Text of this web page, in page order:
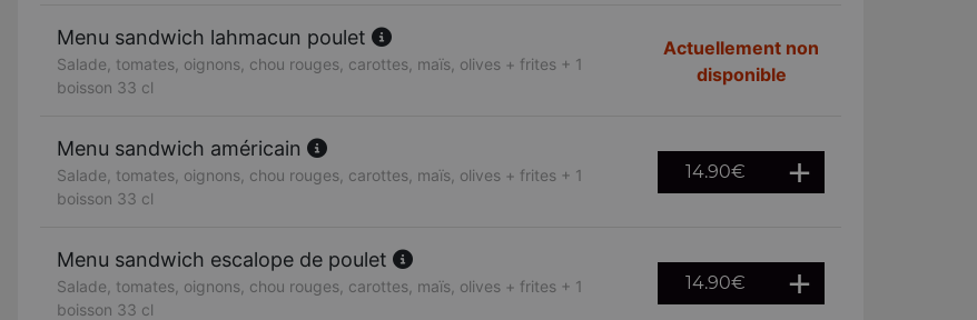
Menu sandwich lahmacun poulet
Salade, tomates, oignons, chou rouges, carottes, maïs, olives + frites + 1
boisson 33 cl
Actuellement non
disponible
Menu sandwich américain
Salade, tomates, oignons, chou rouges, carottes, maïs, olives + frites + 1
boisson 33 cl
14.90€
Menu sandwich escalope de poulet
Salade, tomates, oignons, chou rouges, carottes, maïs, olives + frites + 1
boisson 33 cl
14.90€